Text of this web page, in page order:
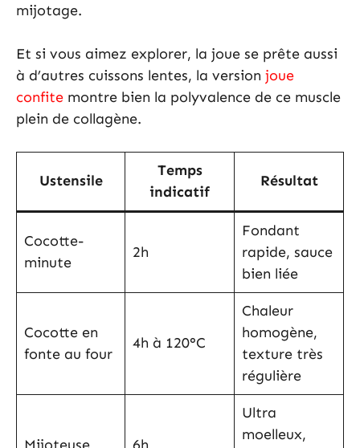
mijotage.
Et si vous aimez explorer, la joue se prête aussi
à d’autres cuissons lentes, la version joue
confite montre bien la polyvalence de ce muscle
plein de collagène.
Ustensile
Temps
indicatif
Résultat
Cocotte-
minute
2h
Fondant
rapide, sauce
bien liée
Cocotte en
fonte au four
4h à 120°C
Chaleur
homogène,
texture très
régulière
Ultra
moelleux,